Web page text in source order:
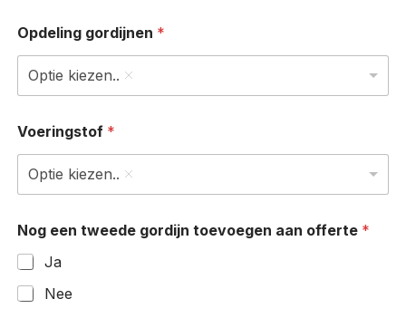
Opdeling gordijnen *
Optie kiezen..
Voeringstof *
Optie kiezen..
Nog een tweede gordijn toevoegen aan offerte *
Ja
Nee